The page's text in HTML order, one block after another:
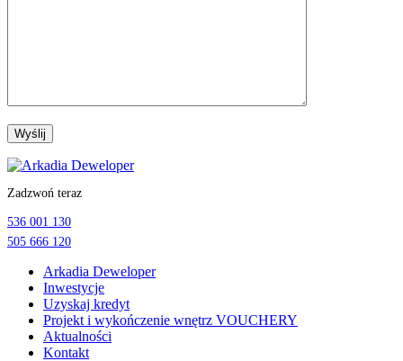
Przejdź
treści
Zadzwoń teraz
536 001 130
505 666 120
Arkadia Deweloper
Inwestycje
Uzyskaj kredyt
Projekt i wykończenie wnętrz VOUCHERY
Aktualności
Kontakt